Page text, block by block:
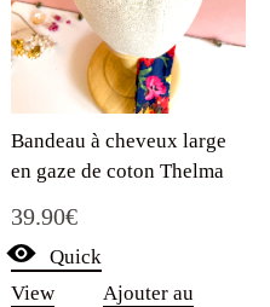
Bandeau à cheveux large
en gaze de coton Thelma
39.90€
Quick
View
Ajouter au